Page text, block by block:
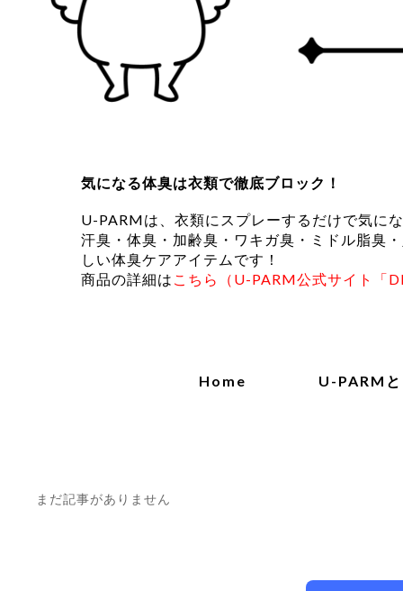
気になる体臭は衣類で徹底ブロック！
U-PARMは、衣類にスプレーするだけで気に
汗臭・体臭・加齢臭・ワキガ臭・ミドル脂臭
しい体臭ケアアイテムです！
商品の詳細は こちら（U-PARM公式サイト「
Home U-PARM
まだ記事がありません